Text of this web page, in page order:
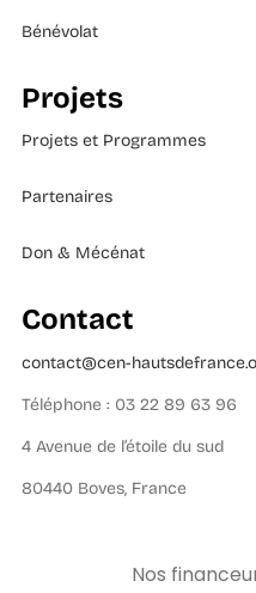
Bénévolat
Projets
Projets et Programmes
Partenaires
Don & Mécénat
Contact
contact@cen-
Téléphone : 03 22 89 63 96
4 Avenue de l’étoile du sud
80440 Boves, France
Nos